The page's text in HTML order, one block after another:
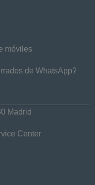
móviles
de WhatsApp?
Madrid
Center